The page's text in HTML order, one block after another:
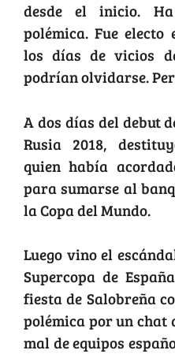
desde el inicio.
polémica. Fue electo
los días de vicios
podrían olvidarse.
A dos días del debut
Rusia 2018,
quien había
para sumarse al
la Copa del Mundo.
Luego vino el
Supercopa de
fiesta de Salobreña
polémica por un chat
mal de equipos